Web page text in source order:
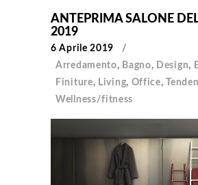
ANTEPRIMA SALONE
2019
6 Aprile 2019
Arredamento, Bagno, Design,
Finiture, Living, Office,
Wellness/fitness